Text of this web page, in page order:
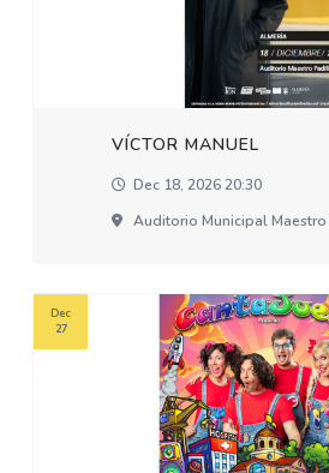
VÍCTOR MANUEL
Dec 18, 2026 20:30
Auditorio Municipal
Dec
27